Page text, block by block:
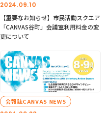
2024.09.10
【重要なお知らせ】市民活動スクエア
「CANVAS谷町」会議室利用料金の変
更について
会報誌CANVAS NEWS